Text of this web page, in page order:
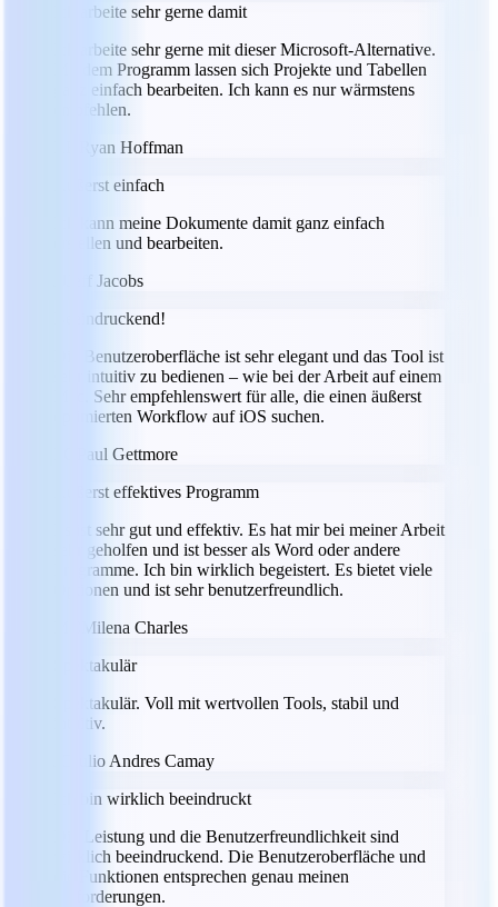
Ich arbeite sehr gerne damit
Ich arbeite sehr gerne mit dieser Microsoft-Alternative.
Mit dem Programm lassen sich Projekte und Tabellen
ganz einfach bearbeiten. Ich kann es nur wärmstens
empfehlen.
Ryan Hoffman
Äußerst einfach
Ich kann meine Dokumente damit ganz einfach
erstellen und bearbeiten.
Jeff Jacobs
Beeindruckend!
Die Benutzeroberfläche ist sehr elegant und das Tool ist
sehr intuitiv zu bedienen – wie bei der Arbeit auf einem
Mac. Sehr empfehlenswert für alle, die einen äußerst
optimierten Workflow auf iOS suchen.
Paul Gettmore
Äußerst effektives Programm
Es ist sehr gut und effektiv. Es hat mir bei meiner Arbeit
sehr geholfen und ist besser als Word oder andere
Programme. Ich bin wirklich begeistert. Es bietet viele
Optionen und ist sehr benutzerfreundlich.
Milena Charles
Spektakulär
Spektakulär. Voll mit wertvollen Tools, stabil und
intuitiv.
Julio Andres Camay
Ich bin wirklich beeindruckt
Die Leistung und die Benutzerfreundlichkeit sind
wirklich beeindruckend. Die Benutzeroberfläche und
die Funktionen entsprechen genau meinen
Anforderungen.